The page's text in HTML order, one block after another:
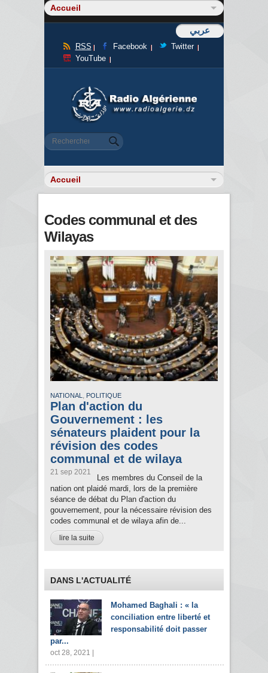
عربي
RSS Facebook
Twitter
YouTube
Formulaire de recherche
Rechercher
Codes communal et des
Wilayas
NATIONAL , POLITIQUE
Plan d'action du
Gouvernement : les
sénateurs plaident pour la
révision des codes
communal et de wilaya
21 sep 2021
Les membres du Conseil de la
nation ont plaidé mardi, lors de la première
séance de débat du Plan d'action du
gouvernement, pour la nécessaire révision des
codes communal et de wilaya afin de...
lire la suite
DANS L'ACTUALITÉ
Mohamed Baghali : « la
conciliation entre liberté et
responsabilité doit passer
par...
oct 28, 2021 |